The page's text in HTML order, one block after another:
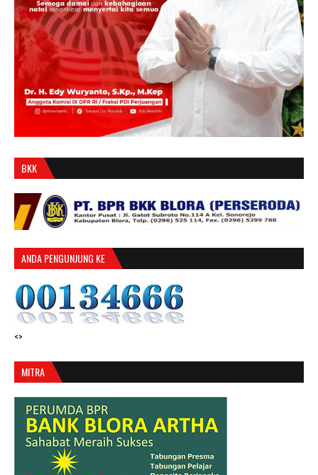
BKK
ANDA PENGUNJUNG KE
<>
MITRA